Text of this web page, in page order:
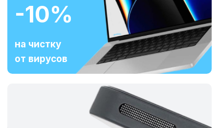
-10%
на чистку
от вирусов